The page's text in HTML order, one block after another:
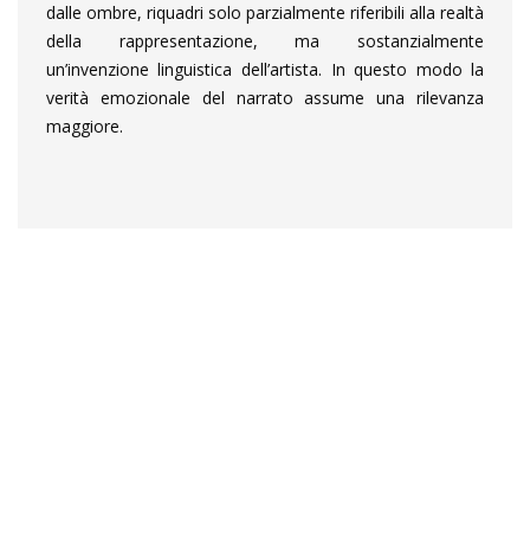
dalle ombre, riquadri solo parzialmente riferibili alla realtà
della rappresentazione, ma sostanzialmente
un’invenzione linguistica dell’artista. In questo modo la
verità emozionale del narrato assume una rilevanza
maggiore.